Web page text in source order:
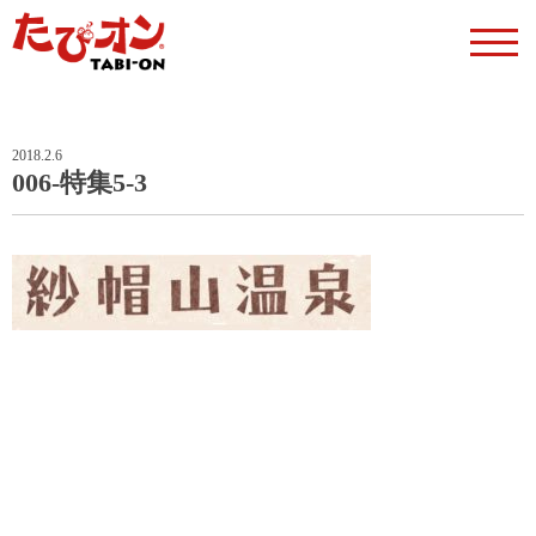
2018.2.6
006-特集5-3